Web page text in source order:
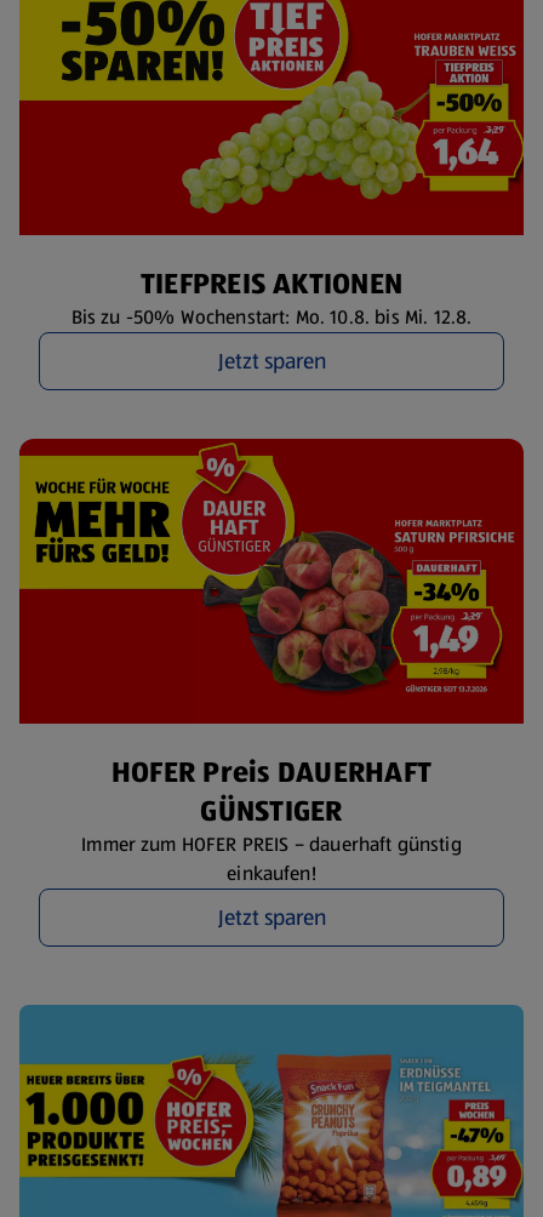
TIEFPREIS AKTIONEN
Bis zu -50% Wochenstart: Mo. 10.8. bis Mi. 12.8.
Jetzt sparen
HOFER Preis DAUERHAFT
GÜNSTIGER
Immer zum HOFER PREIS – dauerhaft günstig
einkaufen!
Jetzt sparen